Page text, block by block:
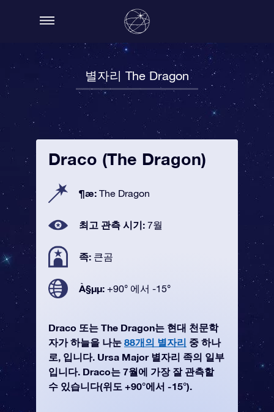
별자리 The Dragon
Draco (The Dragon)
¶æ: The Dragon
최고 관측 시기: 7월
족: 큰곰
À§µµ: +90° 에서 -15°
Draco 또는 The Dragon는 현대 천문학
자가 하늘을 나눈 88개의 별자리 중 하나
로, 입니다. Ursa Major 별자리 족의 일부
입니다. Draco는 7월에 가장 잘 관측할
수 있습니다(위도 +90°에서 -15°).